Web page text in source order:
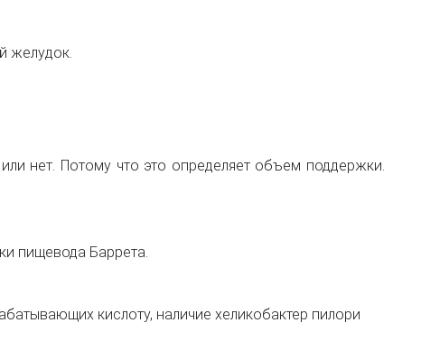
желудок.
нет. Потому что это определяет объем поддержки.
пищевода Баррета.
кислоту, наличие хеликобактер пилори